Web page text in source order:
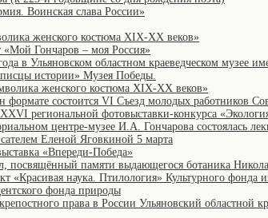
Воинская слава России»
женского костюма XIX-XX веков»
«Мой Гончаров – моя Россия»
в Ульяновском областном краеведческом музее
истории» Музея Победы.
женского костюма XIX-XX веков»
формате состоится VI Съезд молодых работников
региональной фотовыставки-конкурса
центре-музее И.А. Гончарова состоялась
Еленой Яговкиной 5 марта
«Впереди-Победа»
посвящённый памяти выдающегося ботаника
«Красивая наука. Птилология» Культурного
фонда природы
права в России Ульяновский областной